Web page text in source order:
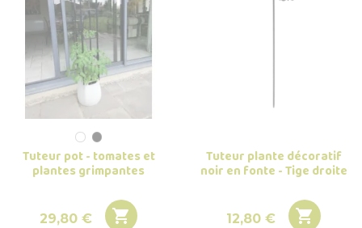
Tuteur pot - tomates et
plantes grimpantes
Prix
29,80 € 
Tuteur plante décoratif
noir en fonte - Tige droite
Prix
12,80 € 